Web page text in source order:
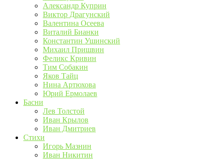
Александр Куприн
Виктор Драгунский
Валентина Осеева
Виталий Бианки
Константин Ушинский
Михаил Пришвин
Феликс Кривин
Тим Собакин
Яков Тайц
Нина Артюхова
Юрий Ермолаев
Басни
Лев Толстой
Иван Крылов
Иван Дмитриев
Стихи
Игорь Мазнин
Иван Никитин